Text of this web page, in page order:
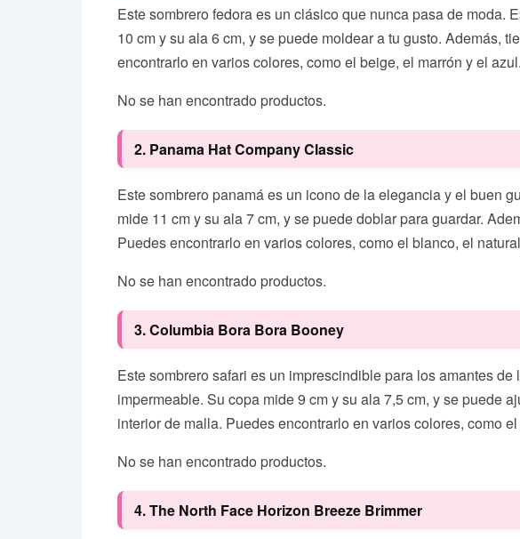
Este sombrero fedora es un clásico que nunca pasa de moda.
10 cm y su ala 6 cm, y se puede moldear a tu gusto. Además,
encontrarlo en varios colores, como el beige, el marrón y el azul.
No se han encontrado productos.
2. Panama Hat Company Classic
Este sombrero panamá es un icono de la elegancia y el buen
mide 11 cm y su ala 7 cm, y se puede doblar para guardar.
Puedes encontrarlo en varios colores, como el blanco, el
No se han encontrado productos.
3. Columbia Bora Bora Booney
Este sombrero safari es un imprescindible para los amantes
impermeable. Su copa mide 9 cm y su ala 7,5 cm, y se puede
interior de malla. Puedes encontrarlo en varios colores, como
No se han encontrado productos.
4. The North Face Horizon Breeze Brimmer